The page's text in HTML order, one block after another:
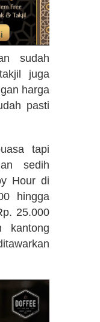
sudah
juga
harga
pasti
tapi
sedih
Hour di
hingga
25.000
kantong